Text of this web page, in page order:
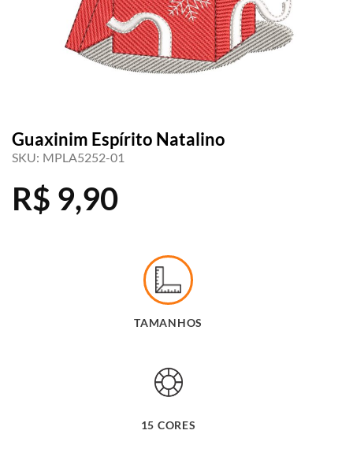
Guaxinim Espírito Natalino
SKU: MPLA5252-01
R$ 9,90
TAMANHOS
15 CORES